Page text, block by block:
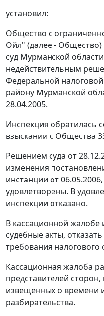
установил:
Общество с
Ойл" (далее -
суд Мурманской
недействительным
Федеральной
району Мурманской
28.04.2005.
Инспекция обратилась
взыскании с Общества
Решением суда от
изменения
инстанции от
удовлетворены. В
инспекции отказано.
В кассационной жалобе
судебные акты,
требования налогового
Кассационная жалоба
представителей
извещенных о времени
разбирательства.